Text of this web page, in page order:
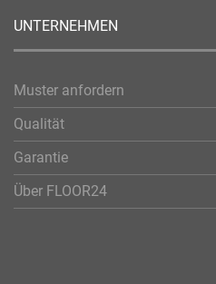
UNTERNEHMEN
Muster anfordern
Qualität
Garantie
Über FLOOR24